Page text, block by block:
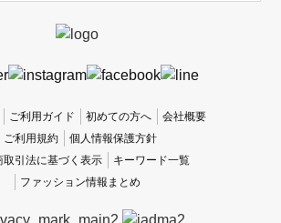
ご利用ガイド 初めての方へ
会社概要
ご利用規約
個人情報保護方針
取引法に基づく表示
キーワード一覧
ファッション情報まとめ